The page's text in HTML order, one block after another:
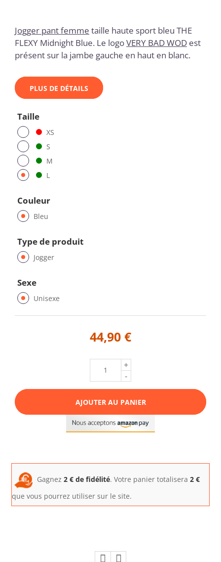
Jogger pant femme taille haute sport bleu THE
FLEXY Midnight Blue. Le logoVERY BAD WOD est
présent sur la jambe gauche en haut en blanc.
PLUS DE DÉTAILS
Taille
XS
S
M
L
Couleur
Bleu
Type de produit
Jogger
Sexe
Unisexe
44,90 €
+
-
AJOUTER AU PANIER
Gagnez 2 € de fidélité. Votre panier totalisera 2 €
que vous pourrez utiliser sur le site.